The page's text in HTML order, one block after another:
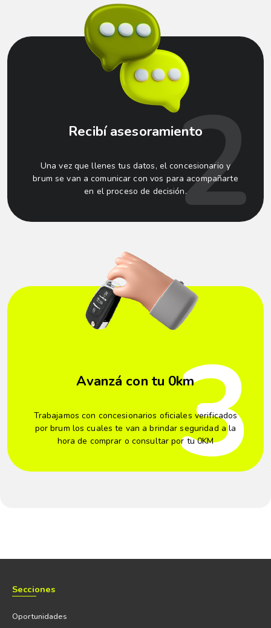
2
Recibí asesoramiento
Una vez que llenes tus datos, el concesionario y
brum se van a comunicar con vos para acompañarte
en el proceso de decisión.
3
Avanzá con tu 0km
Trabajamos con concesionarios oficiales verificados
por brum los cuales te van a brindar seguridad a la
hora de comprar o consultar por tu 0KM
Secciones
Oportunidades